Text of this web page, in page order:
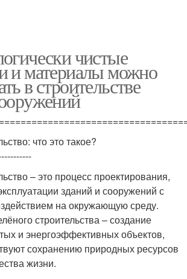
чистые
и материалы можно
в строительстве
что это такое?
– это процесс проектирования,
зданий и сооружений с
на окружающую среду.
строительства – создание
и энергоэффективных объектов,
сохранению природных ресурсов
жизни.